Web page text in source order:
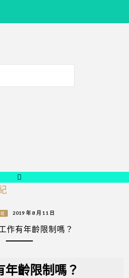
2019 年 8 月 11 日
作有年齡限制嗎？
年齡限制嗎？